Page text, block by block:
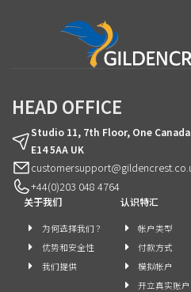
HEAD OFFICE
Studio 11, 7th Floor, One
E14 5AA UK
+44(0)203 048 4764
关于我们
为何选择我们 ？
优势和安全性
我们提供
认识特汇
帐户类型
付款方式
模拟帐户
开立真实账户